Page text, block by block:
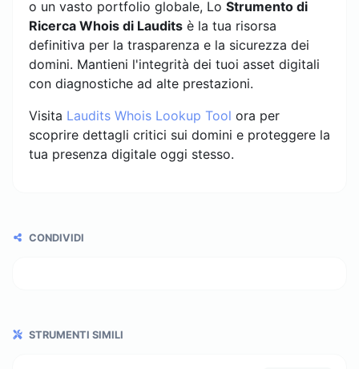
o un vasto portfolio globale, Lo Strumento di
Ricerca Whois di Laudits è la tua risorsa
definitiva per la trasparenza e la sicurezza dei
domini. Mantieni l'integrità dei tuoi asset digitali
con diagnostiche ad alte prestazioni.
Visita Laudits Whois Lookup Tool ora per
scoprire dettagli critici sui domini e proteggere la
tua presenza digitale oggi stesso.
CONDIVIDI
STRUMENTI SIMILI